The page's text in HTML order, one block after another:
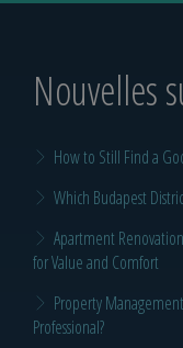
Nouvelles
How to Still Find a
Which Budapest
Apartment
for Value and Comfort
Property
Professional?